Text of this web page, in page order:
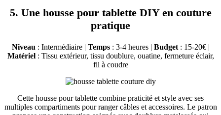
5. Une housse pour tablette DIY en couture
pratique
Niveau : Intermédiaire | Temps: 3-4 heures | Budget: 15-20€ |
Matériel: Tissu extérieur, tissu doublure, ouatine, fermeture éclair,
fil à coudre
Cette housse pour tablette combine praticité et style avec ses
multiples compartiments pour ranger câbles et accessoires. Le patron